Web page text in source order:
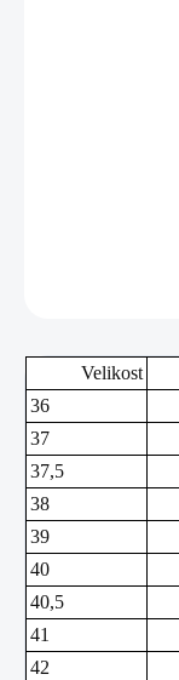
Velikost
36
37
37,5
38
39
40
40,5
41
42